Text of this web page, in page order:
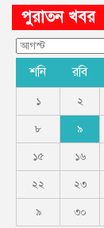
পুরাতন খবর
শনি রবি
১ ২
৮ ৯
১৫ ১৬
২২ ২৩
৯ ৩০